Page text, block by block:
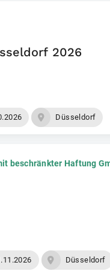
2026
Düsseldorf
beschränkter Haftung
Düsseldorf